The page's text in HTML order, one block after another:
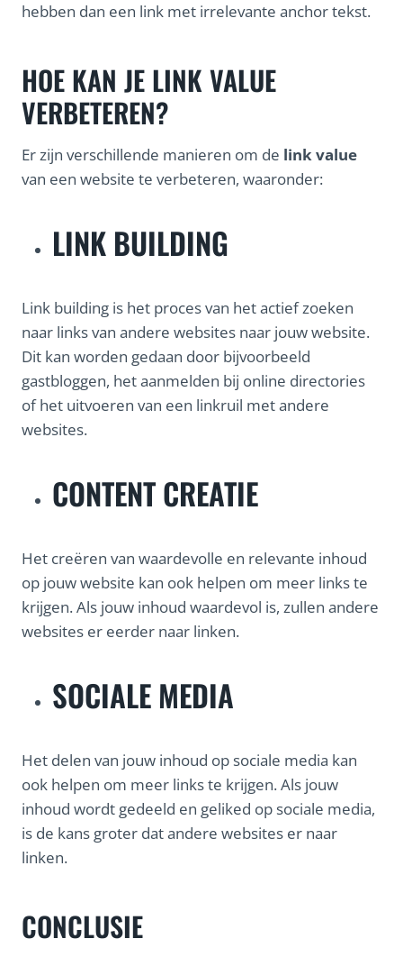
hebben dan een link met irrelevante anchor tekst.
HOE KAN JE LINK VALUE
VERBETEREN?
Er zijn verschillende manieren om de link value
van een website te verbeteren, waaronder:
LINK BUILDING
Link building is het proces van het actief zoeken
naar links van andere websites naar jouw website.
Dit kan worden gedaan door bijvoorbeeld
gastbloggen, het aanmelden bij online directories
of het uitvoeren van een linkruil met andere
websites.
CONTENT CREATIE
Het creëren van waardevolle en relevante inhoud
op jouw website kan ook helpen om meer links te
krijgen. Als jouw inhoud waardevol is, zullen andere
websites er eerder naar linken.
SOCIALE MEDIA
Het delen van jouw inhoud op sociale media kan
ook helpen om meer links te krijgen. Als jouw
inhoud wordt gedeeld en geliked op sociale media,
is de kans groter dat andere websites er naar
linken.
CONCLUSIE